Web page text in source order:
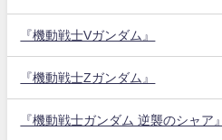
『機動戦士Vガンダム』
『機動戦士Zガンダム』
『機動戦士ガンダム 逆襲のシャア』